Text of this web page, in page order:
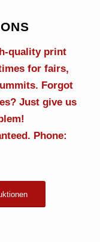
quality print
for fairs,
Forgot
Just give us
Phone: